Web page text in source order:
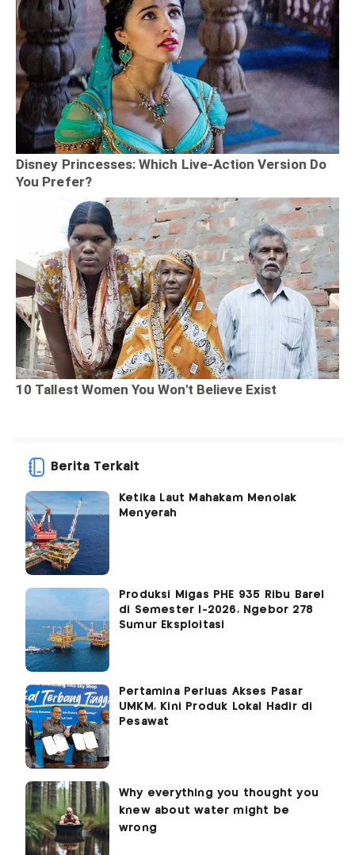
Berita Terkait
Ketika Laut Mahakam Menolak
Menyerah
Produksi Migas PHE 935 Ribu Barel
di Semester I-2026, Ngebor 278
Sumur Eksploitasi
Pertamina Perluas Akses Pasar
UMKM, Kini Produk Lokal Hadir di
Pesawat